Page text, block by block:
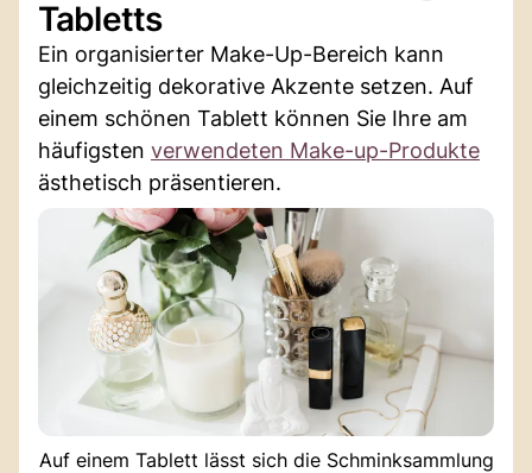
Tabletts
Ein organisierter Make-Up-Bereich kann
gleichzeitig dekorative Akzente setzen. Auf
einem schönen Tablett können Sie Ihre am
häufigsten verwendeten Make-up-Produkte
ästhetisch präsentieren.
Auf einem Tablett lässt sich die Schminksammlung